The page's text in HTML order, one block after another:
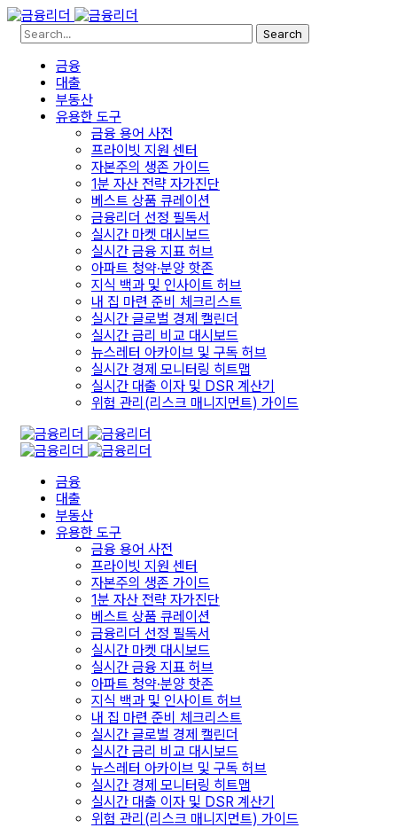
Search
금융
대출
부동산
유용한 도구
금융 용어 사전
프라이빗 지원 센터
자본주의 생존 가이드
1분 자산 전략 자가진단
베스트 상품 큐레이션
금융리더 선정 필독서
실시간 마켓 대시보드
실시간 금융 지표 허브
아파트 청약·분양 핫존
지식 백과 및 인사이트 허브
내 집 마련 준비 체크리스트
실시간 글로벌 경제 캘린더
실시간 금리 비교 대시보드
뉴스레터 아카이브 및 구독 허브
실시간 경제 모니터링 히트맵
실시간 대출 이자 및 DSR 계산기
위험 관리(리스크 매니지먼트) 가이드
금융
대출
부동산
유용한 도구
금융 용어 사전
프라이빗 지원 센터
자본주의 생존 가이드
1분 자산 전략 자가진단
베스트 상품 큐레이션
금융리더 선정 필독서
실시간 마켓 대시보드
실시간 금융 지표 허브
아파트 청약·분양 핫존
지식 백과 및 인사이트 허브
내 집 마련 준비 체크리스트
실시간 글로벌 경제 캘린더
실시간 금리 비교 대시보드
뉴스레터 아카이브 및 구독 허브
실시간 경제 모니터링 히트맵
실시간 대출 이자 및 DSR 계산기
위험 관리(리스크 매니지먼트) 가이드